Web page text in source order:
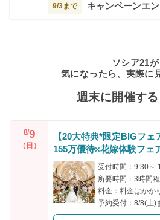
9/3まで キャンペーンエ
ソシア21が
気になったら、実際に
週末に開催す
8/9
（日）
【20大特典*限定BIGフェ
155万優待×花嫁体験フェ
受付時間：9:30～
所要時間：3時間
料金：料金はかか
予約受付：8/8(土)